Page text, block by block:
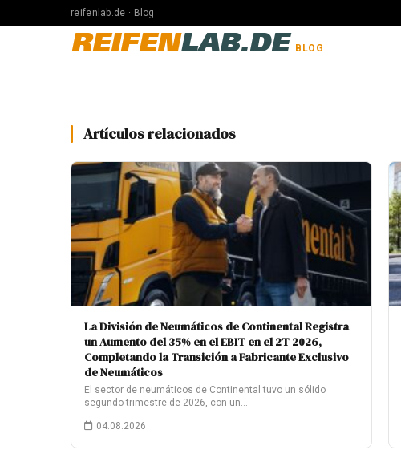
reifenlab.de · Blog
REIFENLAB.DE BLOG
Artículos relacionados
La División de Neumáticos de Continental Registra
un Aumento del 35% en el EBIT en el 2T 2026,
Completando la Transición a Fabricante Exclusivo
de Neumáticos
El sector de neumáticos de Continental tuvo un sólido
segundo trimestre de 2026, con un…
04.08.2026